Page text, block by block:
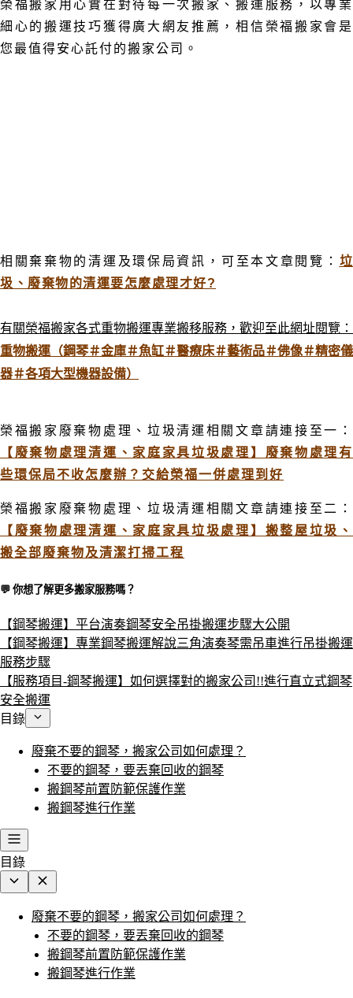
榮福搬家用心實在對待每一次搬家、搬運服務 ，以專業
細心的搬運技巧獲得廣大網友推薦，相信榮福搬家會是
您最值得安心託付的搬家公司 。
相關棄棄物的清運及環保局資訊 ， 可至本文章閱覽： 垃
圾、廢棄物的清運要怎麼處理才好?
有關榮福搬家各式重物搬運專業搬移服務，歡迎至此網址閱覽：
重物搬運（鋼琴＃金庫＃魚缸＃醫療床＃藝術品＃佛像＃精密儀
器＃各項大型機器設備）
榮福搬家廢棄物處理、垃圾清運相關文章請連接至一：
【廢棄物處理清運、家庭家具垃圾處理】廢棄物處理有
些環保局不收怎麼辦？交給榮福一併處理到好
榮福搬家廢棄物處理、垃圾清運相關文章請連接至二：
【廢棄物處理清運、家庭家具垃圾處理】搬整屋垃圾、
搬全部廢棄物及清潔打掃工程
💬 你想了解更多搬家服務嗎？​
【鋼琴搬運】平台演奏鋼琴安全吊掛搬運步驟大公開
【鋼琴搬運】專業鋼琴搬運解說三角演奏琴需吊車進行吊掛搬運
服務步驟
【服務項目-鋼琴搬運】如何選擇對的搬家公司!!進行直立式鋼琴
安全搬運
目錄
廢棄不要的鋼琴，搬家公司如何處理？
不要的鋼琴，要丟棄回收的鋼琴
搬鋼琴前置防範保護作業
搬鋼琴進行作業
目錄
廢棄不要的鋼琴，搬家公司如何處理？
不要的鋼琴，要丟棄回收的鋼琴
搬鋼琴前置防範保護作業
搬鋼琴進行作業